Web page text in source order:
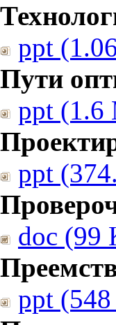
ppt
Пути
ppt (1.6
ppt
doc (99
ppt